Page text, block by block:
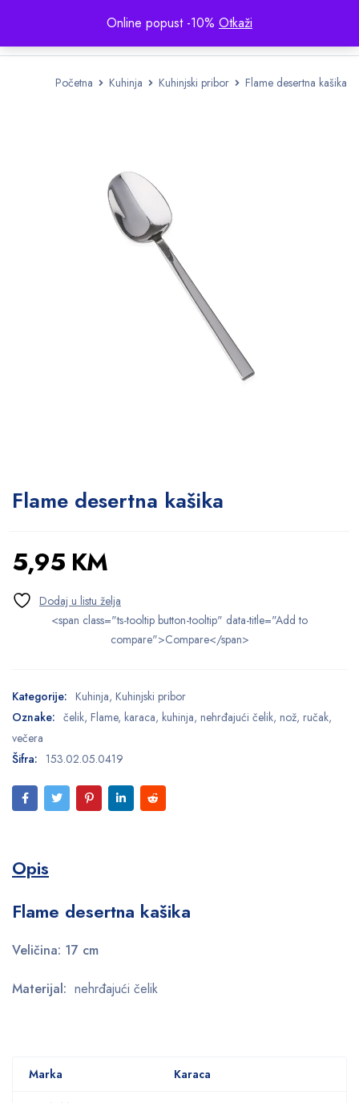
Online popust -10% Otkaži
Početna Kuhinja Kuhinjski pribor Flame desertna kašika
Flame desertna kašika
5,95 KM
<span class="ts-tooltip button-tooltip" data-title="Add to
compare">Compare</span>
Kategorije: Kuhinja, Kuhinjski pribor
Oznake: čelik, Flame, karaca, kuhinja, nehrđajući čelik, nož, ručak,
večera
Šifra: 153.02.05.0419
Opis
Flame desertna kašika
Veličina: 17 cm
Materijal: nehrđajući čelik
Marka Karaca